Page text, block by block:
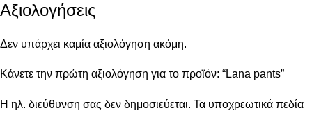
Αξιολογήσεις
Δεν υπάρχει καμία αξιολόγηση ακόμη.
Κάνετε την πρώτη αξιολόγηση για το προϊόν: “Lana pants”
Η ηλ. διεύθυνση σας δεν δημοσιεύεται. Τα υποχρεωτικά πεδία